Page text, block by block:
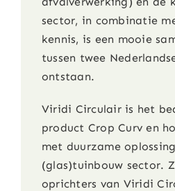
sector, in combinatie
kennis, is een mooie
tussen twee
ontstaan.
Viridi Circulair is het
product Crop Curv en
met duurzame
(glas)tuinbouw sector.
oprichters van Viridi